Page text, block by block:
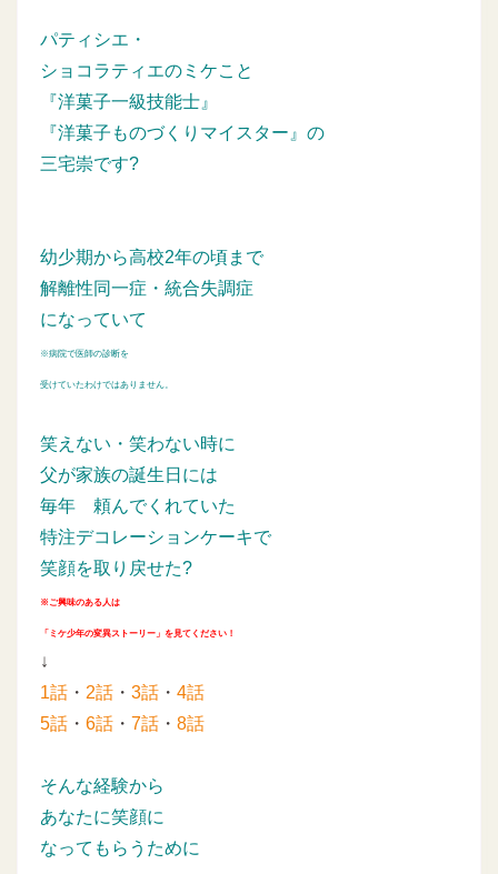
パティシエ・
ショコラティエのミケこと
『洋菓子一級技能士』
『洋菓子ものづくりマイスター』の
三宅崇です?
幼少期から高校2年の頃まで
解離性同一症・統合失調症
になっていて
※病院で医師の診断を
受けていたわけではありません。
笑えない・笑わない時に
父が家族の誕生日には
毎年 頼んでくれていた
特注デコレーションケーキで
笑顔を取り戻せた?
※ご興味のある人は
「ミケ少年の変異ストーリー」を見てください！
↓
1話 ・ 2話 ・ 3話 ・ 4話
5話 ・ 6話 ・ 7話 ・ 8話
そんな経験から
あなたに笑顔に
なってもらうために